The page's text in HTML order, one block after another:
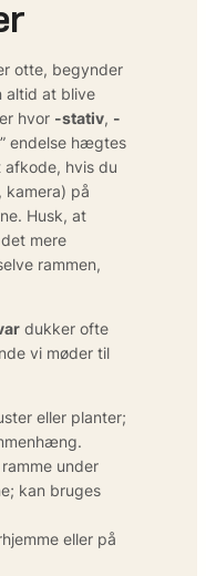
otte, begynder
altid at blive
hvor -stativ, -
endelse hægtes
afkode, hvis du
på
Husk, at
mere
rammen,
dukker ofte
vi møder til
eller planter;
under
kan bruges
eller på